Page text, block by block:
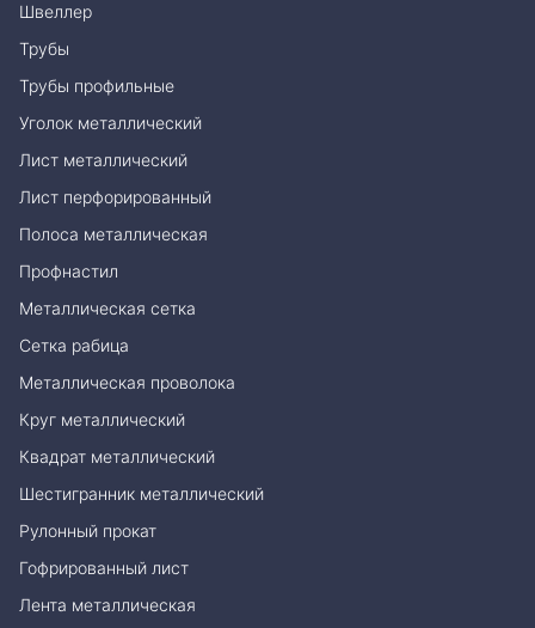
Швеллер
Трубы
Трубы профильные
Уголок металлический
Лист металлический
Лист перфорированный
Полоса металлическая
Профнастил
Металлическая сетка
Сетка рабица
Металлическая проволока
Круг металлический
Квадрат металлический
Шестигранник металлический
Рулонный прокат
Гофрированный лист
Лента металлическая